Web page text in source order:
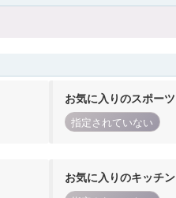
お気に入りのスポーツ
指定されていない
お気に入りのキッチン